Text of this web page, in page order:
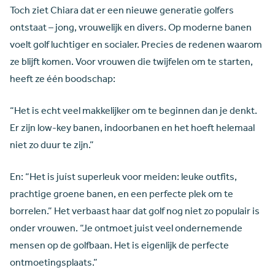
Toch ziet Chiara dat er een nieuwe generatie golfers
ontstaat – jong, vrouwelijk en divers. Op moderne banen
voelt golf luchtiger en socialer. Precies de redenen waarom
ze blijft komen. Voor vrouwen die twijfelen om te starten,
heeft ze één boodschap:
“Het is echt veel makkelijker om te beginnen dan je denkt.
Er zijn low-key banen, indoorbanen en het hoeft helemaal
niet zo duur te zijn.”
En: “Het is juíst superleuk voor meiden: leuke outfits,
prachtige groene banen, en een perfecte plek om te
borrelen.” Het verbaast haar dat golf nog niet zo populair is
onder vrouwen. “Je ontmoet juist veel ondernemende
mensen op de golfbaan. Het is eigenlijk de perfecte
ontmoetingsplaats.”